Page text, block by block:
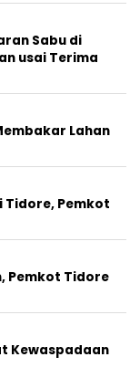
Sabu di
usai Terima
Lahan
Tidore, Pemkot
Pemkot Tidore
Kewaspadaan